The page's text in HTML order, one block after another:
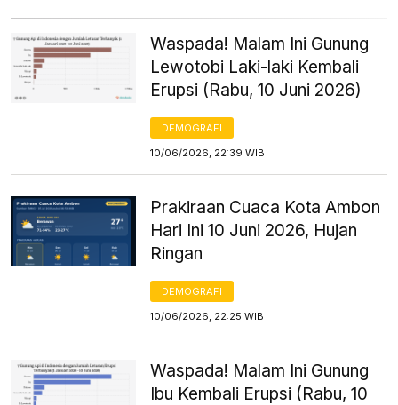
Waspada! Malam Ini Gunung
Lewotobi Laki-laki Kembali
Erupsi (Rabu, 10 Juni 2026)
DEMOGRAFI
10/06/2026, 22:39 WIB
Prakiraan Cuaca Kota Ambon
Hari Ini 10 Juni 2026, Hujan
Ringan
DEMOGRAFI
10/06/2026, 22:25 WIB
Waspada! Malam Ini Gunung
Ibu Kembali Erupsi (Rabu, 10